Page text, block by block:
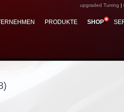
SHOP
PRODUKTE
upgraded Tuning|